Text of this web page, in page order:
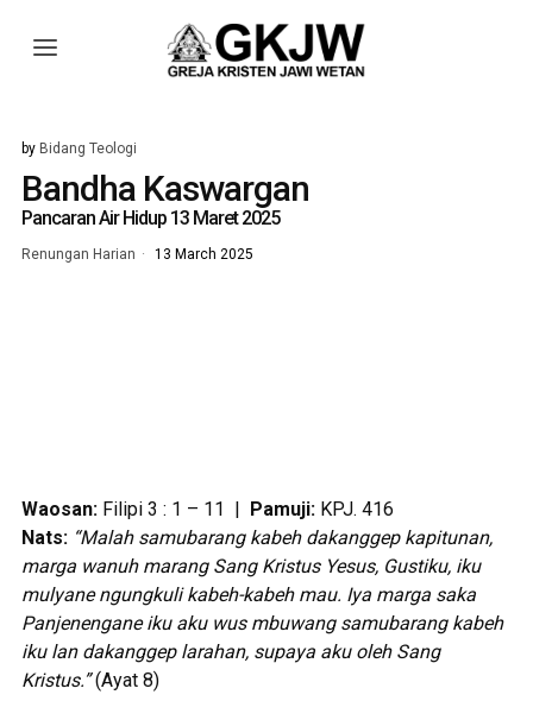
by Bidang Teologi
Bandha Kaswargan
Pancaran Air Hidup 13 Maret 2025
Renungan Harian 13 March 2025
Waosan:Filipi 3 : 1 – 11 | Pamuji:KPJ. 416
Nats: “Malah samubarang kabeh dakanggep kapitunan,
marga wanuh marang Sang Kristus Yesus, Gustiku, iku
mulyane ngungkuli kabeh-kabeh mau. Iya marga saka
Panjenengane iku aku wus mbuwang samubarang kabeh
iku lan dakanggep larahan, supaya aku oleh Sang
Kristus.”(Ayat 8)